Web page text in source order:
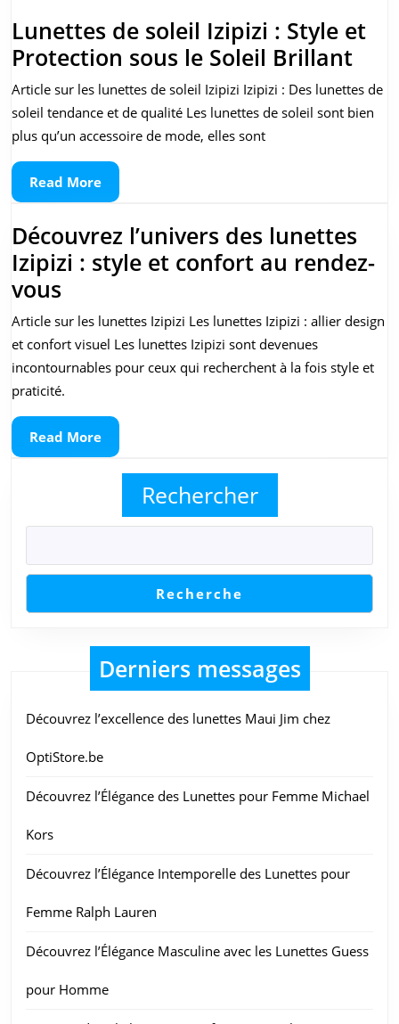
Lunettes de soleil Izipizi : Style et
Protection sous le Soleil Brillant
de
Article sur les lunettes de soleil Izipizi Izipizi : Des lunettes de
soleil tendance et de qualité Les lunettes de soleil sont bien
plus qu’un accessoire de mode, elles sont
Read MoreRead
More
Découvrez l’univers des lunettes
Izipizi : style et confort au rendez-
vous
l’univers
des
lunettes
Izipizi
:
style
au
vous
Article sur les lunettes Izipizi Les lunettes Izipizi : allier design
et confort visuel Les lunettes Izipizi sont devenues
incontournables pour ceux qui recherchent à la fois style et
praticité.
Read MoreRead
More
Rechercher
Recherche
Derniers messages
Découvrez l’excellence des lunettes Maui Jim chez
OptiStore.be
Découvrez l’Élégance des Lunettes pour Femme Michael
Kors
Découvrez l’Élégance Intemporelle des Lunettes pour
Femme Ralph Lauren
Découvrez l’Élégance Masculine avec les Lunettes Guess
pour Homme